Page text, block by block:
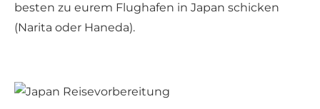
besten zu eurem Flughafen in Japan schicken
(Narita oder Haneda).